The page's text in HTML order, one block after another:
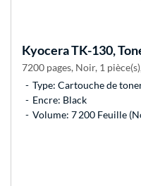
KyoceraTK-130,
7200 pages, Noir, 1
Type: Cartouche de
Encre: Black
Volume: 7 200 Feuille